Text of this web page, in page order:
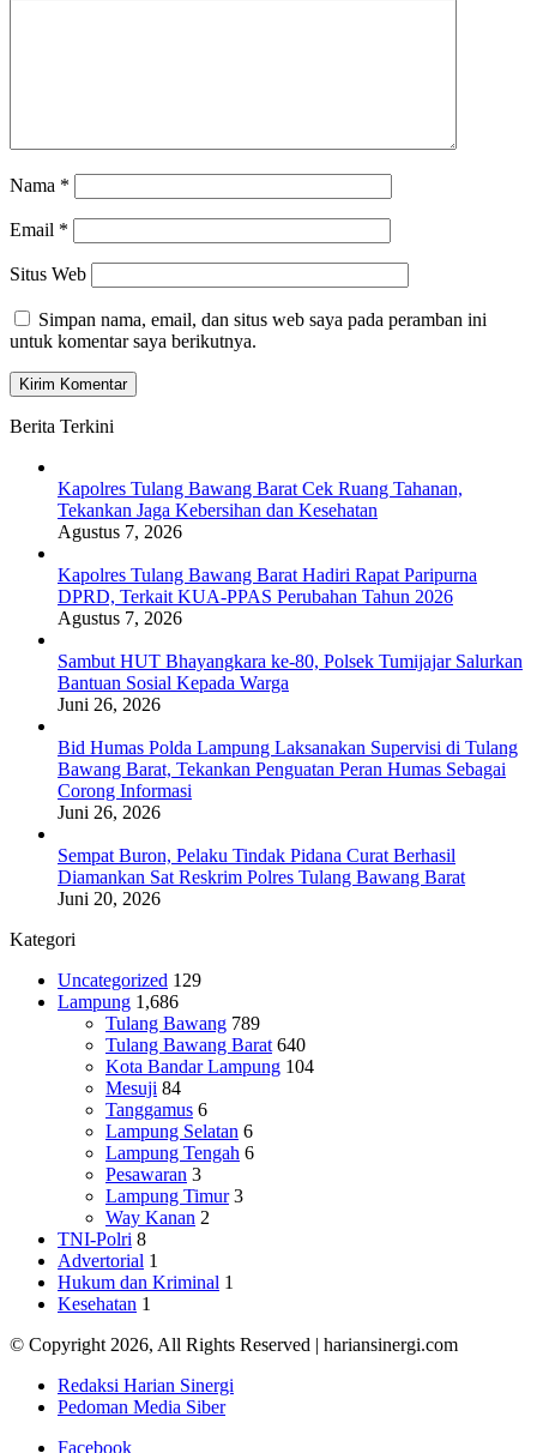
Nama *
Email *
Situs Web
Simpan nama, email, dan situs web saya pada peramban ini
untuk komentar saya berikutnya.
Berita Terkini
Kapolres Tulang Bawang Barat Cek Ruang Tahanan,
Tekankan Jaga Kebersihan dan Kesehatan
Agustus 7, 2026
Kapolres Tulang Bawang Barat Hadiri Rapat Paripurna
DPRD, Terkait KUA-PPAS Perubahan Tahun 2026
Agustus 7, 2026
Sambut HUT Bhayangkara ke-80, Polsek Tumijajar Salurkan
Bantuan Sosial Kepada Warga
Juni 26, 2026
Bid Humas Polda Lampung Laksanakan Supervisi di Tulang
Bawang Barat, Tekankan Penguatan Peran Humas Sebagai
Corong Informasi
Juni 26, 2026
Sempat Buron, Pelaku Tindak Pidana Curat Berhasil
Diamankan Sat Reskrim Polres Tulang Bawang Barat
Juni 20, 2026
Kategori
Uncategorized 129
Lampung 1,686
Tulang Bawang 789
Tulang Bawang Barat 640
Kota Bandar Lampung 104
Mesuji 84
Tanggamus 6
Lampung Selatan 6
Lampung Tengah 6
Pesawaran 3
Lampung Timur 3
Way Kanan 2
TNI-Polri 8
Advertorial 1
Hukum dan Kriminal 1
Kesehatan 1
© Copyright 2026, All Rights Reserved | hariansinergi.com
Redaksi Harian Sinergi
Pedoman Media Siber
Facebook